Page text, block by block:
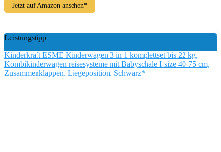
Jetzt auf Amazon ansehen*
Leistungstipp
Kinderkraft ESME Kinderwagen 3 in 1 komplettset bis 22 kg,
Kombikinderwagen reisesysteme mit Babyschale I-size 40-75 cm,
Zusammenklappen, Liegeposition, Schwarz*